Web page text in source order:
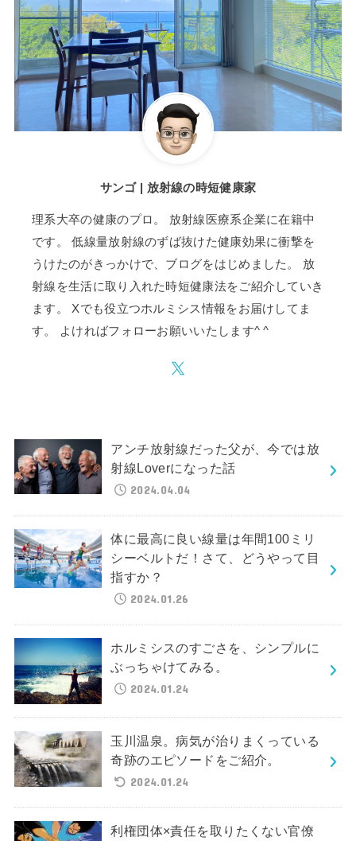
サンゴ | 放射線の時短健康家
理系大卒の健康のプロ。 放射線医療系企業に在籍中
です。 低線量放射線のずば抜けた健康効果に衝撃を
うけたのがきっかけで、ブログをはじめました。 放
射線を生活に取り入れた時短健康法をご紹介していき
ます。 Xでも役立つホルミシス情報をお届けしてま
す。 よければフォローお願いいたします^ ^
アンチ放射線だった父が、今では放
射線Loverになった話
2024.04.04
体に最高に良い線量は年間100ミリ
シーベルトだ！さて、どうやって目
指すか？
2024.01.26
ホルミシスのすごさを、シンプルに
ぶっちゃけてみる。
2024.01.24
玉川温泉。病気が治りまくっている
奇跡のエピソードをご紹介。
2024.01.24
利権団体×責任を取りたくない官僚